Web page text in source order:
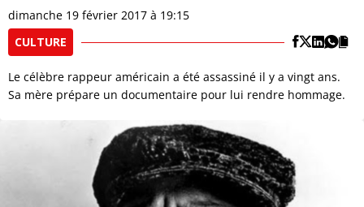
dimanche 19 février 2017 à 19:15
CULTURE
Le célèbre rappeur américain a été assassiné il y a vingt ans.
Sa mère prépare un documentaire pour lui rendre hommage.